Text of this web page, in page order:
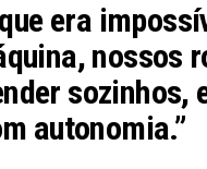
era
nossos
sozinhos,
autonomia.”